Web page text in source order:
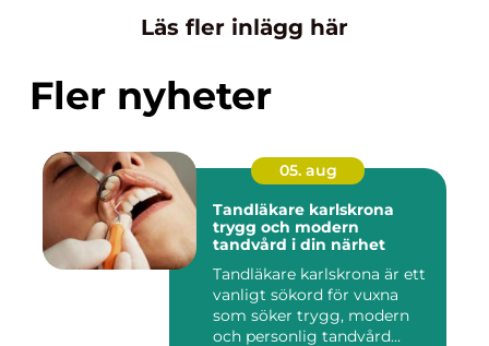
Läs fler inlägg här
Fler nyheter
05. aug
Tandläkare karlskrona
trygg och modern
tandvård i din närhet
Tandläkare karlskrona är ett
vanligt sökord för vuxna
som söker trygg, modern
och personlig tandvård...